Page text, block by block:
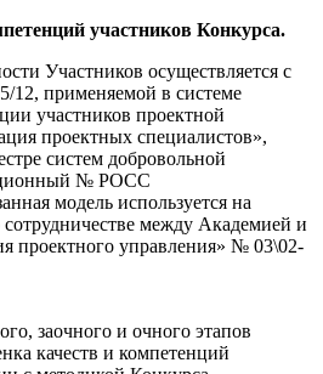
участников Конкурса.
Участников осуществляется с
12, применяемой в системе
участников проектной
проектных специалистов»,
систем добровольной
№ РОСС
модель используется на
между Академией и
проектного управления» № 03\02-
заочного и очного этапов
качеств и компетенций